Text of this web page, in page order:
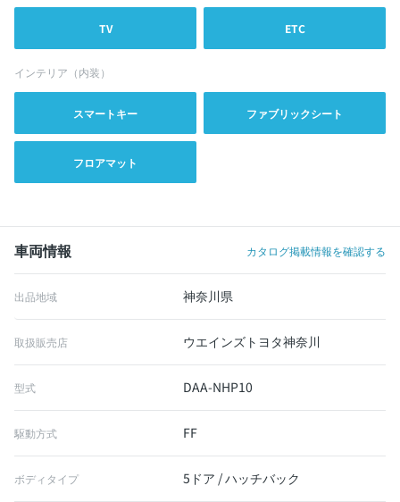
TV ETC
インテリア（内装）
スマートキー ファブリックシート
フロアマット
車両情報 カタログ掲載情報を確認する
出品地域 神奈川県
取扱販売店 ウエインズトヨタ神奈川
型式 DAA-NHP10
駆動方式 FF
ボディタイプ 5ドア / ハッチバック